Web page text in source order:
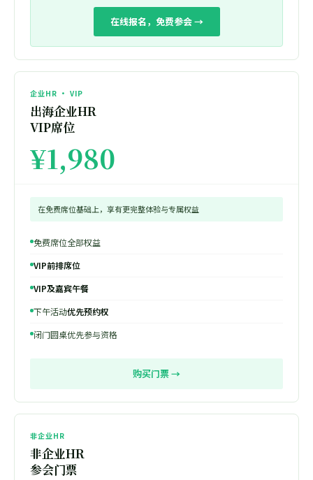
在线报名，免费参会 →
企业HR · VIP
出海企业HR
VIP席位
¥1,980
在免费席位基础上，享有更完整体验与专属权益
免费席位全部权益
VIP前排席位
VIP及嘉宾午餐
下午活动优先预约权
闭门圆桌优先参与资格
购买门票 →
非企业HR
非企业HR
参会门票